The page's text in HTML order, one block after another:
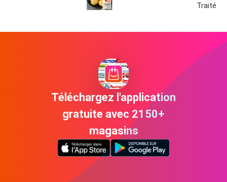
Traité
Téléchargez l'application
gratuite avec 2150+
magasins